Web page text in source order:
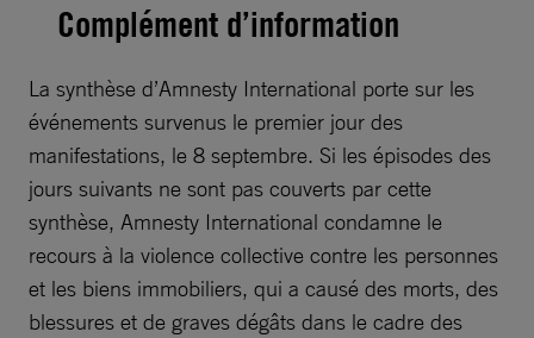
Complément d’information
La synthèse d’Amnesty International porte sur les
événements survenus le premier jour des
manifestations, le 8 septembre. Si les épisodes des
jours suivants ne sont pas couverts par cette
synthèse, Amnesty International condamne le
recours à la violence collective contre les personnes
et les biens immobiliers, qui a causé des morts, des
blessures et de graves dégâts dans le cadre des